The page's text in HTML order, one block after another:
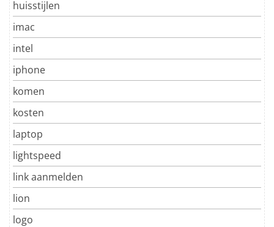
huisstijlen
imac
intel
iphone
komen
kosten
laptop
lightspeed
link aanmelden
lion
logo